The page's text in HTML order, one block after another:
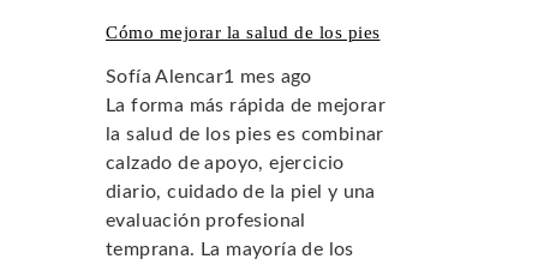
Cómo mejorar la salud de los pies
Sofía Alencar1 mes ago
La forma más rápida de mejorar
la salud de los pies es combinar
calzado de apoyo, ejercicio
diario, cuidado de la piel y una
evaluación profesional
temprana. La mayoría de los